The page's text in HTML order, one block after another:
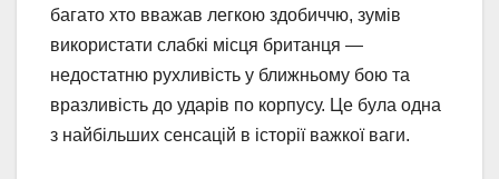
багато хто вважав легкою здобиччю, зумів
використати слабкі місця британця —
недостатню рухливість у ближньому бою та
вразливість до ударів по корпусу. Це була одна
з найбільших сенсацій в історії важкої ваги.